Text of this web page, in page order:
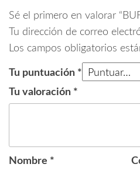
Sé el primero en valorar
Tu dirección de correo
Los campos obligatorios
Tu puntuación *
Tu valoración *
Nombre *